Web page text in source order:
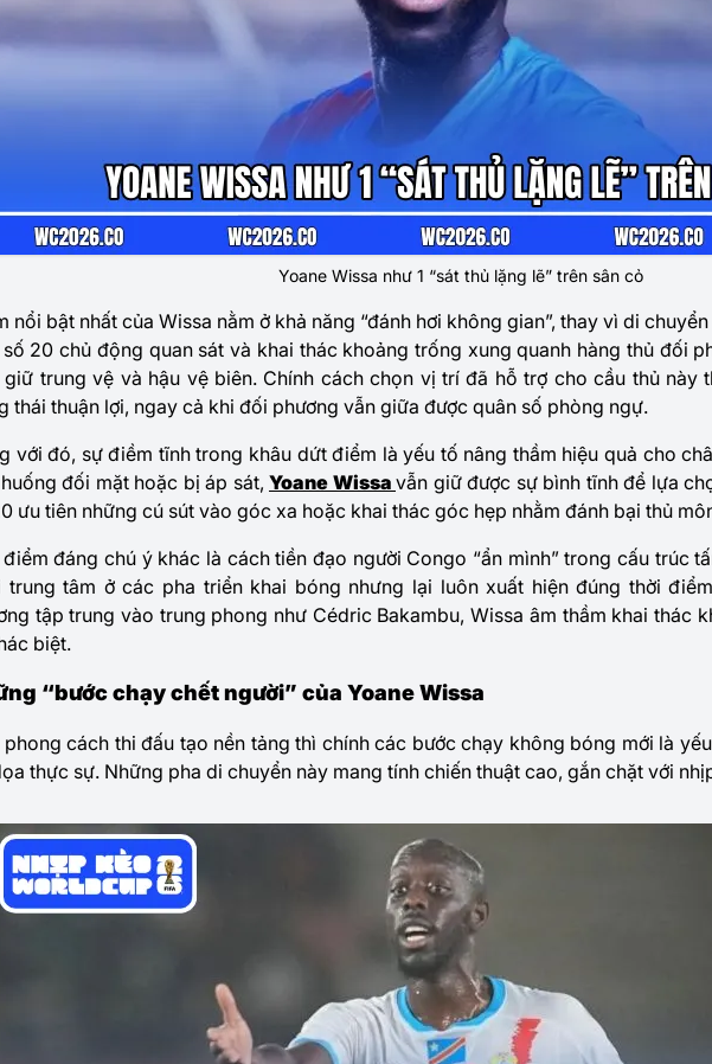
Yoane Wissa như 1 “sát thủ lặng lẽ” trên sân cỏ
nổi bật nhất của Wissa nằm ở khả năng “đánh hơi không gian”, thay vì di
20 chủ động quan sát và khai thác khoảng trống xung quanh hàng thủ đối
giữ trung vệ và hậu vệ biên. Chính cách chọn vị trí đã hỗ trợ cho cầu thủ này
thái thuận lợi, ngay cả khi đối phương vẫn giữa được quân số phòng ngự.
với đó, sự điềm tĩnh trong khâu dứt điểm là yếu tố nâng thầm hiệu quả cho
đối mặt hoặc bị áp sát, Yoane Wissa vẫn giữ được sự bình tĩnh để lựa
ưu tiên những cú sút vào góc xa hoặc khai thác góc hẹp nhằm đánh bại thủ
đáng chú ý khác là cách tiền đạo người Congo “ẩn mình” trong cấu trúc
trung tâm ở các pha triển khai bóng nhưng lại luôn xuất hiện đúng thời
tập trung vào trung phong như Cédric Bakambu, Wissa âm thầm khai thác
biệt.
“bước chạy chết người” của Yoane Wissa
phong cách thi đấu tạo nền tảng thì chính các bước chạy không bóng mới là
thực sự. Những pha di chuyển này mang tính chiến thuật cao, gắn chặt với